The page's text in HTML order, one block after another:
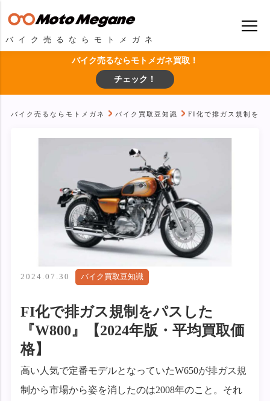
バイク売るならモトメガネ
バイク売るならモトメガネ買取！
チェック！
バイク売るならモトメガネ バイク買取豆知識 FI化で排ガス規制をパ
2024.07.30 バイク買取豆知識
FI化で排ガス規制をパスした
『W800』【2024年版・平均買取価
格】
高い人気で定番モデルとなっていたW650が排ガス規
制から市場から姿を消したのは2008年のこと。それ